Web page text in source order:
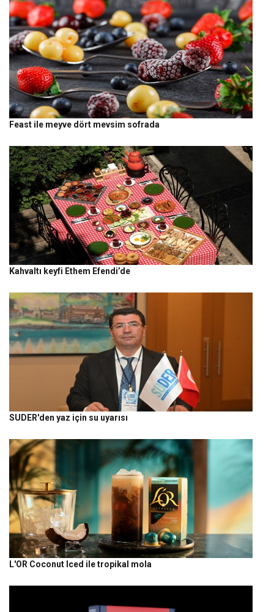
Feast ile meyve dört mevsim sofrada
Kahvaltı keyfi Ethem Efendi’de
SUDER'den yaz için su uyarısı
L'OR Coconut Iced ile tropikal mola